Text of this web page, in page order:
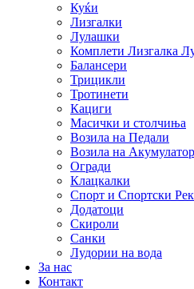
Куќи
Лизгалки
Лулашки
Комплети Лизгалка
Балансери
Трицикли
Тротинети
Кациги
Mасички и столчиња
Возила на Педали
Возила на Акумулатор
Огради
Клацкалки
Спорт и Спортски
Додатоци
Скироли
Санки
Лудории на вода
За нас
Контакт